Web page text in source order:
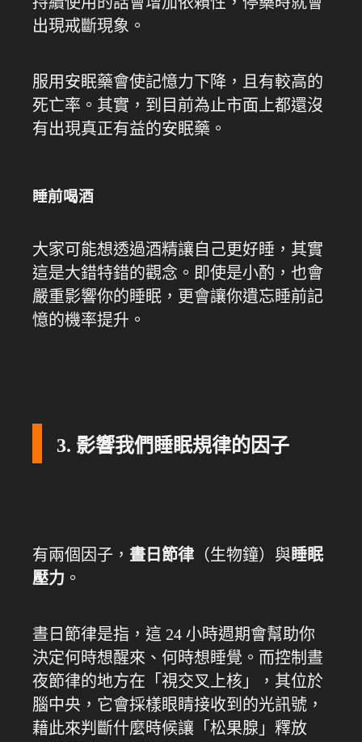
出現戒斷現象。
服用安眠藥會使記憶力下降，且有較高的
死亡率。其實，到目前為止市面上都還沒
有出現真正有益的安眠藥。
睡前喝酒
大家可能想透過酒精讓自己更好睡，其實
這是大錯特錯的觀念。即使是小酌，也會
嚴重影響你的睡眠，更會讓你遺忘睡前記
憶的機率提升。
3. 影響我們睡眠規律的因子
有兩個因子， 晝日節律 （生物鐘）與睡眠
壓力 。
晝日節律是指，這 24 小時週期會幫助你
決定何時想醒來、何時想睡覺。而控制晝
夜節律的地方在「視交叉上核」，其位於
腦中央，它會採樣眼睛接收到的光訊號，
藉此來判斷什麼時候讓「松果腺」釋放